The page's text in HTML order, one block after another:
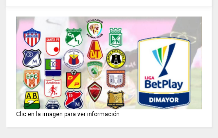
Clic en la imagen para ver información